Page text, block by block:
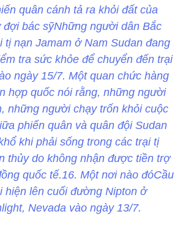
quân cánh tả ra khỏi đất của
đợi bác sỹNhững người dân Bắc
tị nạn Jamam ở Nam Sudan đang
tra sức khỏe để chuyển đến trại
ngày 15/7. Một quan chức hàng
hợp quốc nói rằng, những người
những người chạy trốn khỏi cuộc
phiến quân và quân đội Sudan
khi phải sống trong các trại tị
thủy do không nhận được tiền trợ
quốc tế.16. Một nơi nào đóCầu
hiện lên cuối đường Nipton ở
Nevada vào ngày 13/7.